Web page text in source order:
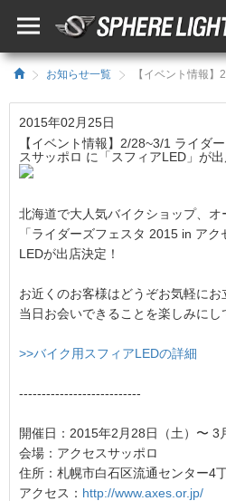
お知らせ一覧
2015年02月25日
【イベント情報】2/28~3/1 ライダ
スサッポロ に「スフィアLED」が出
北海道で大人気バイクショップ、
「ライダーズフェスタ 2015 in ア
LEDが出店決定！
お近くのお客様はどうぞお気軽にお
当日お会いできることを楽しみにし
>>バイク用スフィアLEDの詳細
---------------------------
開催日：2015年2月28日（土）〜 3
会場：アクセスサッポロ
住所：札幌市白石区流通センター4
アクセス： http://www.axes.or.jp/